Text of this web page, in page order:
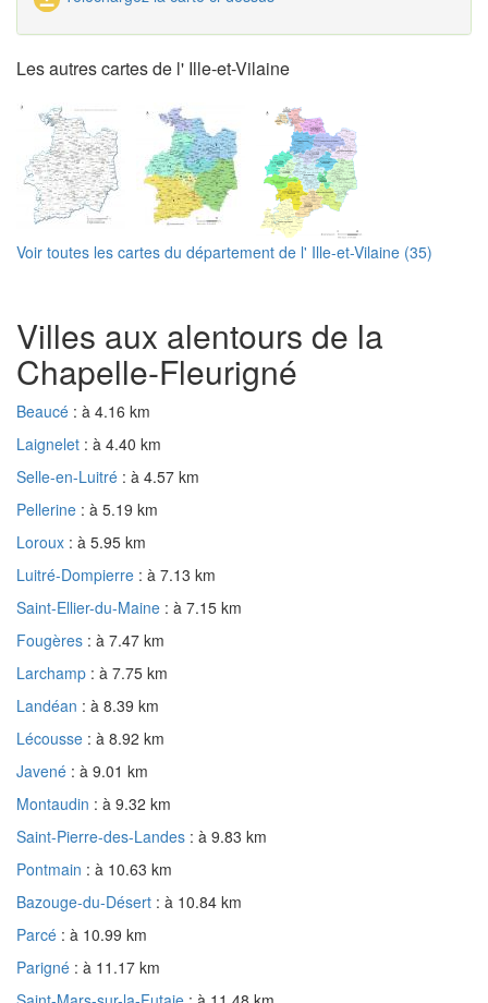
Les autres cartes de l' Ille-et-Vilaine
Voir toutes les cartes du département de l' Ille-et-Vilaine (35)
Villes aux alentours de la
Chapelle-Fleurigné
Beaucé : à 4.16 km
Laignelet : à 4.40 km
Selle-en-Luitré : à 4.57 km
Pellerine : à 5.19 km
Loroux : à 5.95 km
Luitré-Dompierre : à 7.13 km
Saint-Ellier-du-Maine : à 7.15 km
Fougères : à 7.47 km
Larchamp : à 7.75 km
Landéan : à 8.39 km
Lécousse : à 8.92 km
Javené : à 9.01 km
Montaudin : à 9.32 km
Saint-Pierre-des-Landes : à 9.83 km
Pontmain : à 10.63 km
Bazouge-du-Désert : à 10.84 km
Parcé : à 10.99 km
Parigné : à 11.17 km